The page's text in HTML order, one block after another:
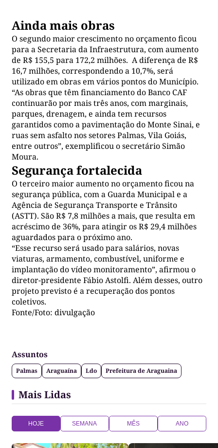
Ainda mais obras
O segundo maior crescimento no orçamento ficou
para a Secretaria da Infraestrutura, com aumento
de R$ 155,5 para 172,2 milhões. A diferença de R$
16,7 milhões, correspondendo a 10,7%, será
utilizado em obras em vários pontos do Município.
“As obras que têm financiamento do Banco CAF
continuarão por mais três anos, com marginais,
parques, drenagem, e ainda tem recursos
garantidos como a pavimentação do Monte Sinai, e
ruas sem asfalto nos setores Palmas, Vila Goiás,
entre outros”, exemplificou o secretário Simão
Moura.
Segurança fortalecida
O terceiro maior aumento no orçamento ficou na
segurança pública, com a Guarda Municipal e a
Agência de Segurança Transporte e Trânsito
(ASTT). São R$ 7,8 milhões a mais, que resulta em
acréscimo de 36%, para atingir os R$ 29,4 milhões
aguardados para o próximo ano.
“Esse recurso será usado para salários, novas
viaturas, armamento, combustível, uniforme e
implantação do vídeo monitoramento”, afirmou o
diretor-presidente Fábio Astolfi. Além desses, outro
projeto previsto é a recuperação dos pontos
coletivos.
Fonte/Foto: divulgação
Assuntos
Palmas Araguaína Ldo Prefeitura de Araguaina
Mais Lidas
HOJE SEMANA MÊS ANO